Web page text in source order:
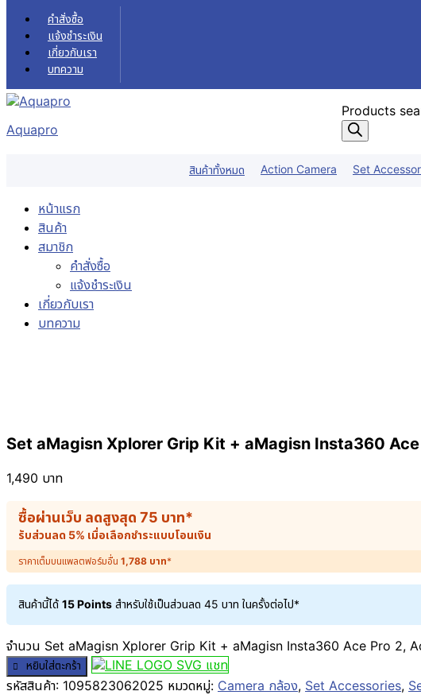
Skip to content
คำสั่งซื้อ
แจ้งชำระเงิน
เกี่ยวกับเรา
บทความ
Aquapro
Products
สินค้าทั้งหมด Action Camera Set
หน้าแรก
สินค้า
สมาชิก
คำสั่งซื้อ
แจ้งชำระเงิน
เกี่ยวกับเรา
บทความ
Set aMagisn Xplorer Grip Kit + aMagisn Insta360
1,490 บาท
ซื้อผ่านเว็บ ลดสูงสุด 75 บาท*
รับส่วนลด 5% เมื่อเลือกชำระแบบโอนเงิน
ราคาเต็มบนแพลตฟอร์มอื่น 1,788 บาท*
สินค้านี้ได้ 15 Points สำหรับใช้เป็นส่วนลด 45 บาท ในครั้งต่อไป*
จำนวน Set aMagisn Xplorer Grip Kit + aMagisn Insta360 Ace Pro 2,
หยิบใส่ตะกร้า
แชท
รหัสสินค้า: 1095823062025 หมวดหมู่: Camera กล้อง, Set Accessories,